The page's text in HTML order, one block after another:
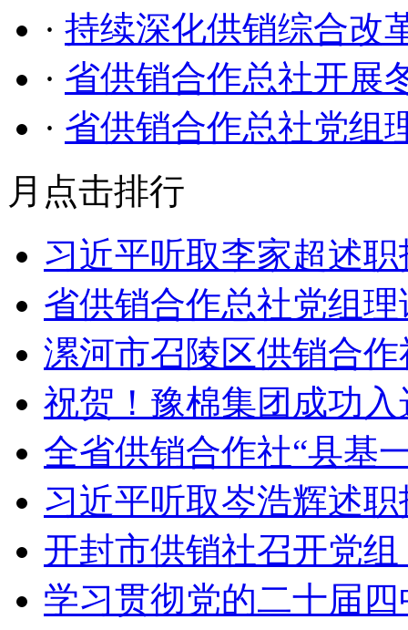
· 持续深化供销综合改
· 省供销合作总社开展
· 省供销合作总社党组
月点击排行
习近平听取李家超述
省供销合作总社党组
漯河市召陵区供销合
祝贺！豫棉集团成功
全省供销合作社“县基
习近平听取岑浩辉述
开封市供销社召开党
学习贯彻党的二十届